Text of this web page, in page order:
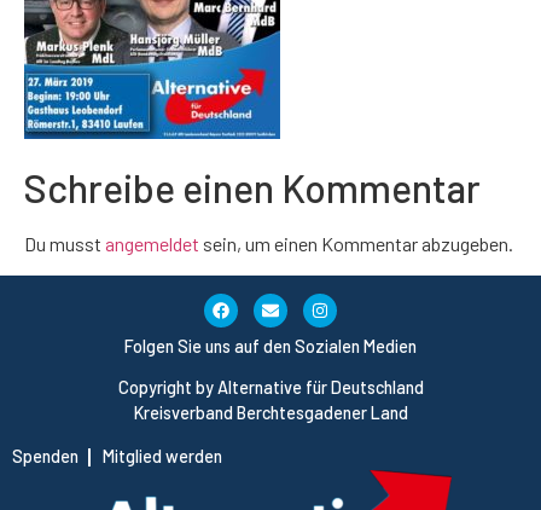
Schreibe einen Kommentar
Du musst angemeldet sein, um einen Kommentar abzugeben.
Copyright by Alternative für Deutschland
Kreisverband Berchtesgadener Land
Spenden Mitglied werden
Folgen Sie uns auf den Sozialen Medien